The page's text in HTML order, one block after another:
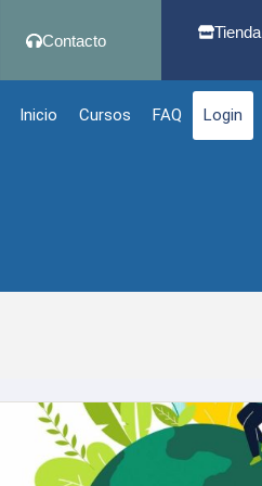
Contacto Tienda
Inicio Cursos FAQ Login